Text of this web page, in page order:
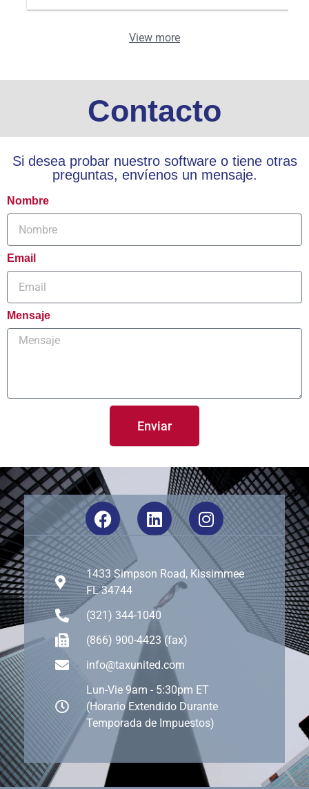
View more
Contacto
Si desea probar nuestro software o tiene otras
preguntas, envíenos un mensaje.
Nombre
Email
Mensaje
Enviar
1433 Simpson Road, Kissimmee
FL 34744
(321) 344-1040
(866) 900-4423 (fax)
info@taxunited.com
Lun-Vie 9am - 5:30pm ET
(Horario Extendido Durante
Temporada de Impuestos)